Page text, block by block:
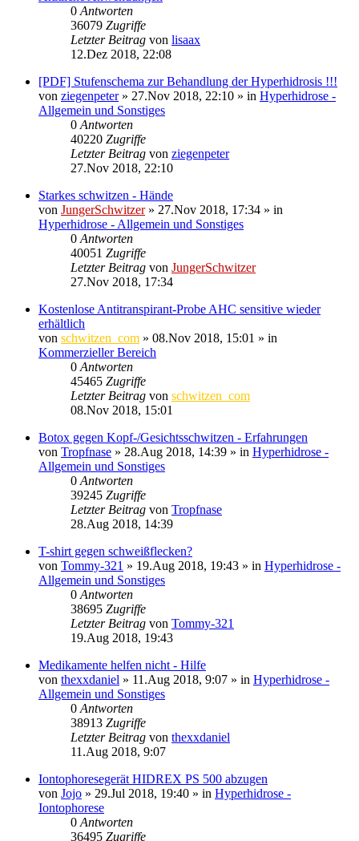
0 Antworten
36079 Zugriffe
Letzter Beitrag von lisaax
12.Dez 2018, 22:08
[PDF] Stufenschema zur Behandlung der Hyperhidrosis !!!
von ziegenpeter» 27.Nov 2018, 22:10 » in Hyperhidrose -
Allgemein und Sonstiges
0 Antworten
40220 Zugriffe
Letzter Beitrag von ziegenpeter
27.Nov 2018, 22:10
Starkes schwitzen - Hände
von JungerSchwitzer» 27.Nov 2018, 17:34 » in
Hyperhidrose - Allgemein und Sonstiges
0 Antworten
40051 Zugriffe
Letzter Beitrag von JungerSchwitzer
27.Nov 2018, 17:34
Kostenlose Antitranspirant-Probe AHC sensitive wieder
erhältlich
von schwitzen_com » 08.Nov 2018, 15:01 » in
Kommerzieller Bereich
0 Antworten
45465 Zugriffe
Letzter Beitrag von schwitzen_com
08.Nov 2018, 15:01
Botox gegen Kopf-/Gesichtsschwitzen - Erfahrungen
von Tropfnase » 28.Aug 2018, 14:39 » in Hyperhidrose -
Allgemein und Sonstiges
0 Antworten
39245 Zugriffe
Letzter Beitrag von Tropfnase
28.Aug 2018, 14:39
T-shirt gegen schweißflecken?
von Tommy-321 » 19.Aug 2018, 19:43 » in Hyperhidrose -
Allgemein und Sonstiges
0 Antworten
38695 Zugriffe
Letzter Beitrag von Tommy-321
19.Aug 2018, 19:43
Medikamente helfen nicht - Hilfe
von thexxdaniel » 11.Aug 2018, 9:07 » in Hyperhidrose -
Allgemein und Sonstiges
0 Antworten
38913 Zugriffe
Letzter Beitrag von thexxdaniel
11.Aug 2018, 9:07
Iontophoresegerät HIDREX PS 500 abzugen
von Jojo » 29.Jul 2018, 19:40 » in Hyperhidrose -
Iontophorese
0 Antworten
36495 Zugriffe